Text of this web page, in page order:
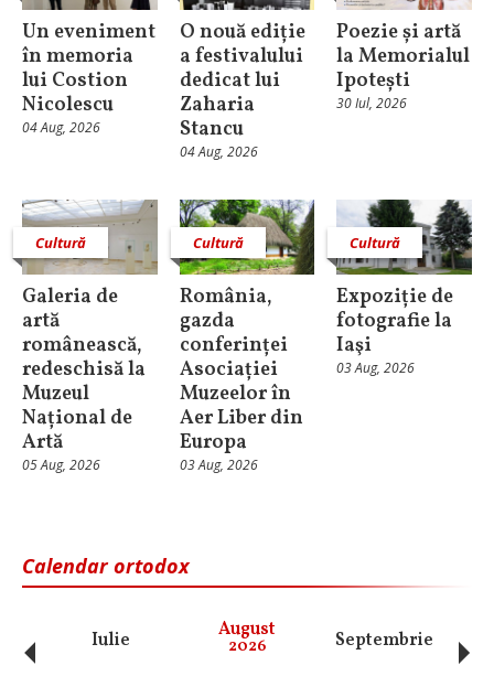
Un eveniment
în memoria
lui Costion
Nicolescu
04 Aug, 2026
O nouă ediție
a festivalului
dedicat lui
Zaharia
Stancu
04 Aug, 2026
Poezie și artă
la Memorialul
Ipotești
30 Iul, 2026
Cultură
Galeria de
artă
românească,
redeschisă la
Muzeul
Național de
Artă
05 Aug, 2026
Cultură
România,
gazda
conferinței
Asociației
Muzeelor în
Aer Liber din
Europa
03 Aug, 2026
Cultură
Expoziție de
fotografie la
Iaşi
03 Aug, 2026
Calendar ortodox
Iulie August
2026 Septembrie
‹